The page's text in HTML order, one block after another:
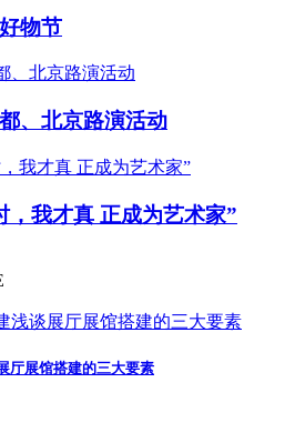
物节
、北京路演活动
，我才真 正成为艺术家”
厅展馆搭建的三大要素